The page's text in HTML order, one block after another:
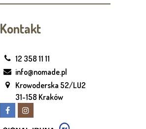
Kontakt
12 358 11 11
info@nomade.pl
Krowoderska 52/LU2
31-158 Kraków